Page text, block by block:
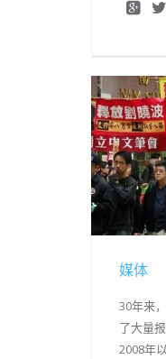
媒体
30年来
了大量
2008年